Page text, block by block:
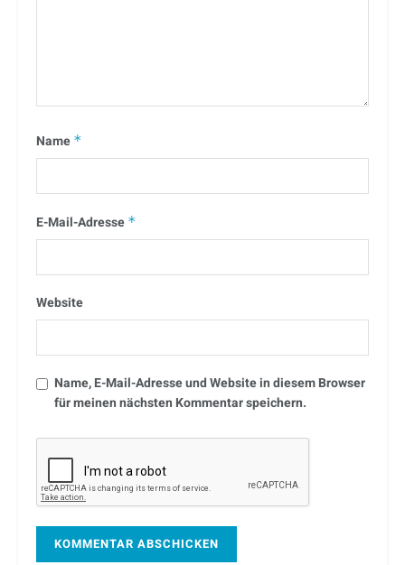
Name *
E-Mail-Adresse *
Website
Name, E-Mail-Adresse und Website in diesem Browser
für meinen nächsten Kommentar speichern.